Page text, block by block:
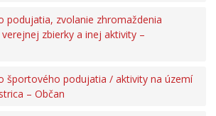
údajov
podujatia, zvolanie zhromaždenia
zbierky a inej aktivity –
športového podujatia / aktivity na území
– Občan